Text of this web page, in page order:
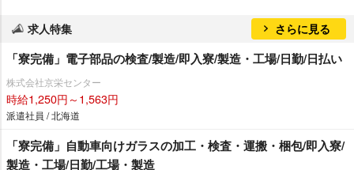
求人特集 さらに見る
「寮完備」電子部品の検査/製造/即入寮/製造・工場/日勤/日払い
株式会社京栄センター
時給1,250円～1,563円
派遣社員 / 北海道
「寮完備」自動車向けガラスの加工・検査・運搬・梱包/即入寮/
製造・工場/日勤/工場・製造